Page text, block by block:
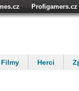
Profigamers.cz
Filmy Herci